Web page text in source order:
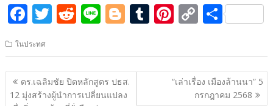
F
e
b
o
T
itt
er
R
d
di
t
Li
e
Bl
g
g
er
T
m
bl
Pi
er
e
st
C
p
y
Li
S
ar
e
ในประทศ
แนะแนว
เรื่อง
ดร.เฉลิมชัย ปิดหลักสูตร ปธส.
12 มุ่งสร้างผู้นำการเปลี่ยนแปลง
“เล่าเรื่อง เมืองล้านนา” 5
กรกฎาคม 2568